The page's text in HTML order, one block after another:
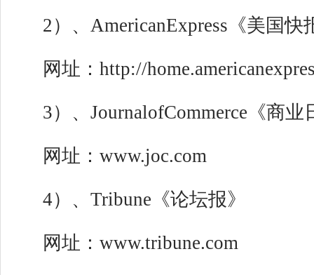
2）、AmericanExpress《美国快
网址：http://
3）、JournalofCommerce《商业
网址：www.joc.com
4）、Tribune《论坛报》
网址：www.tribune.com